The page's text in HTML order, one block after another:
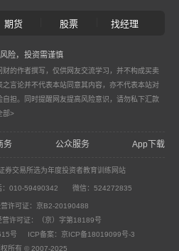
期货 股票 找经理
险，投资需谨慎
的作者撰写，仅供网友交流学习，并不构成买卖
言论并不代表本站同意其内容，亦不代表本站对
担。同时提醒网友提高风险意识，请勿私下汇款
部>
务 公众服务 App下载
券交易所选为年度投资者教育训练网站
：010-59490342 微信：524272835
许可证：京B2-20190488
营许可证：（京）字第18189号
号 ICP备案：京ICP备18019099号-3
权所有 © 2007-2025